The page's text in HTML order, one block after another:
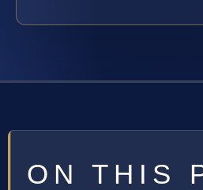
ON THIS